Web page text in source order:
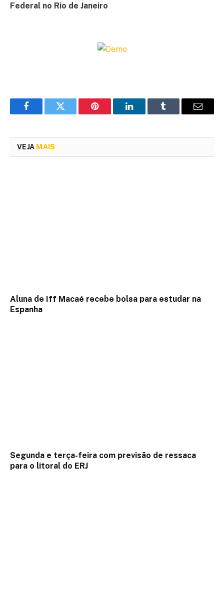
Federal no Rio de Janeiro
FacebookTwitter Pinterest LinkedInTumblr Email
VEJA MAIS
Aluna de Iff Macaé recebe bolsa para estudar na
Espanha
Segunda e terça-feira com previsão de ressaca
para o litoral do ERJ